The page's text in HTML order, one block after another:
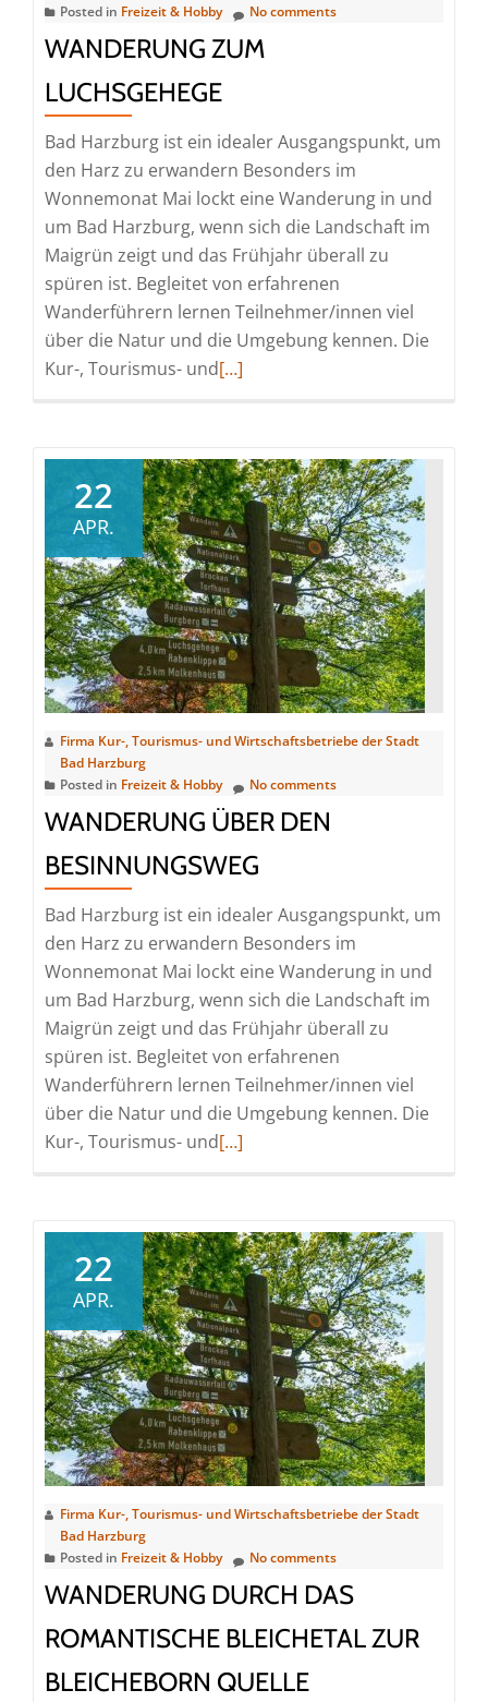
Posted in Freizeit & Hobby No comments
WANDERUNG ZUM
LUCHSGEHEGE
Bad Harzburg ist ein idealer Ausgangspunkt, um
den Harz zu erwandern Besonders im
Wonnemonat Mai lockt eine Wanderung in und
um Bad Harzburg, wenn sich die Landschaft im
Maigrün zeigt und das Frühjahr überall zu
spüren ist. Begleitet von erfahrenen
Wanderführern lernen Teilnehmer/innen viel
über die Natur und die Umgebung kennen. Die
Kur-, Tourismus- undRead
zum
Luchsgehege
[…]
22
APR.
Firma Kur-, Tourismus- und Wirtschaftsbetriebe der Stadt
Bad Harzburg
Posted in Freizeit & Hobby No comments
WANDERUNG ÜBER DEN
BESINNUNGSWEG
Bad Harzburg ist ein idealer Ausgangspunkt, um
den Harz zu erwandern Besonders im
Wonnemonat Mai lockt eine Wanderung in und
um Bad Harzburg, wenn sich die Landschaft im
Maigrün zeigt und das Frühjahr überall zu
spüren ist. Begleitet von erfahrenen
Wanderführern lernen Teilnehmer/innen viel
über die Natur und die Umgebung kennen. Die
Kur-, Tourismus- undRead
über
den
Besinnungsweg
[…]
22
APR.
Firma Kur-, Tourismus- und Wirtschaftsbetriebe der Stadt
Bad Harzburg
Posted in Freizeit & Hobby No comments
WANDERUNG DURCH DAS
ROMANTISCHE BLEICHETAL ZUR
BLEICHEBORN QUELLE